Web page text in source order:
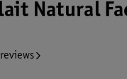
Natural